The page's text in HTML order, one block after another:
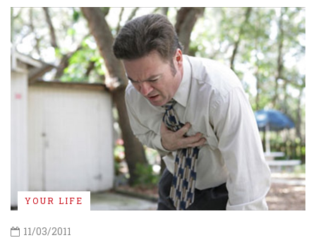
YOUR LIFE
11/03/2011